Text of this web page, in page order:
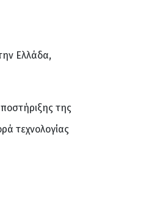
Ελλάδα,
της
τεχνολογίας